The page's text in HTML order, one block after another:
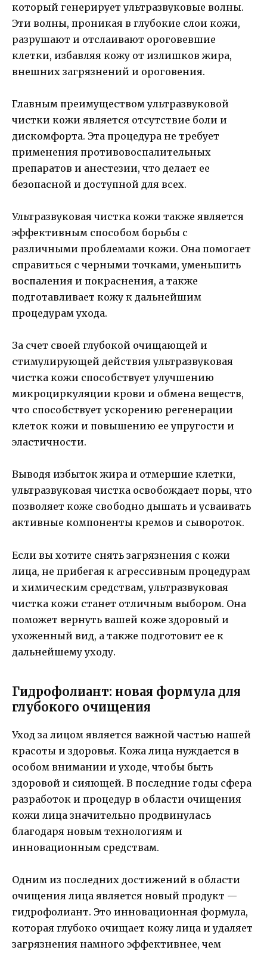
который генерирует ультразвуковые волны.
Эти волны, проникая в глубокие слои кожи,
разрушают и отслаивают ороговевшие
клетки, избавляя кожу от излишков жира,
внешних загрязнений и ороговения.
Главным преимуществом ультразвуковой
чистки кожи является отсутствие боли и
дискомфорта. Эта процедура не требует
применения противовоспалительных
препаратов и анестезии, что делает ее
безопасной и доступной для всех.
Ультразвуковая чистка кожи также является
эффективным способом борьбы с
различными проблемами кожи. Она помогает
справиться с черными точками, уменьшить
воспаления и покраснения, а также
подготавливает кожу к дальнейшим
процедурам ухода.
За счет своей глубокой очищающей и
стимулирующей действия ультразвуковая
чистка кожи способствует улучшению
микроциркуляции крови и обмена веществ,
что способствует ускорению регенерации
клеток кожи и повышению ее упругости и
эластичности.
Выводя избыток жира и отмершие клетки,
ультразвуковая чистка освобождает поры, что
позволяет коже свободно дышать и усваивать
активные компоненты кремов и сывороток.
Если вы хотите снять загрязнения с кожи
лица, не прибегая к агрессивным процедурам
и химическим средствам, ультразвуковая
чистка кожи станет отличным выбором. Она
поможет вернуть вашей коже здоровый и
ухоженный вид, а также подготовит ее к
дальнейшему уходу.
Гидрофолиант: новая формула для
глубокого очищения
Уход за лицом является важной частью нашей
красоты и здоровья. Кожа лица нуждается в
особом внимании и уходе, чтобы быть
здоровой и сияющей. В последние годы сфера
разработок и процедур в области очищения
кожи лица значительно продвинулась
благодаря новым технологиям и
инновационным средствам.
Одним из последних достижений в области
очищения лица является новый продукт —
гидрофолиант. Это инновационная формула,
которая глубоко очищает кожу лица и удаляет
загрязнения намного эффективнее, чем